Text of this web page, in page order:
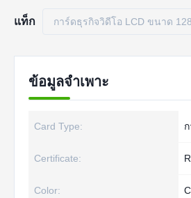
แท็ก การ์ดธุรกิจวิดีโอ LCD ขนาด
ข้อมูลจำเพาะ
Card Type:
Certificate:
Color: